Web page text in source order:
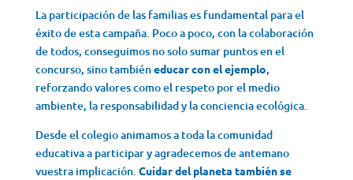
La participación de las familias es fundamental para el
éxito de esta campaña. Poco a poco, con la colaboración
de todos, conseguimos no solo sumar puntos en el
concurso, sino tambiéneducar con el ejemplo,
reforzando valores como el respeto por el medio
ambiente, la responsabilidad y la conciencia ecológica.
Desde el colegio animamos a toda la comunidad
educativa a participar y agradecemos de antemano
vuestra implicación. Cuidar del planeta también se